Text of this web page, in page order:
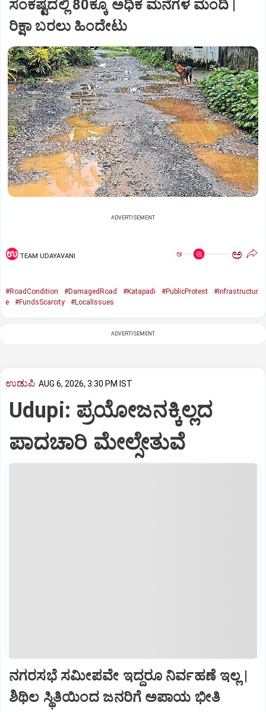
ಸಂಕಷ್ಟದಲ್ಲಿ 80ಕ್ಕೂ ಅಧಿಕ ಮನೆಗಳ ಮಂದಿ |
ರಿಕ್ಷಾ ಬರಲು ಹಿಂದೇಟು
ADVERTISEMENT
TEAM UDAYAVANI ಅ ಅ
#RoadCondition #DamagedRoad #Katapadi #PublicProtest
#Infrastructur
e
#FundsScarcity #LocalIssues
ADVERTISEMENT
ಉಡುಪಿ AUG 6, 2026, 3:30 PM IST
Udupi: ಪ್ರಯೋಜನಕ್ಕಿಲ್ಲದ
ಪಾದಚಾರಿ ಮೇಲ್ಸೇತುವೆ
ನಗರಸಭೆ ಸಮೀಪವೇ ಇದ್ದರೂ ನಿರ್ವಹಣೆ ಇಲ್ಲ |
ಶಿಥಿಲ ಸ್ಥಿತಿಯಿಂದ ಜನರಿಗೆ ಅಪಾಯ ಭೀತಿ